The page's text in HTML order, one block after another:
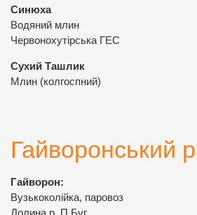
Синюха
Водяний млин
Червонохутірська ГЕС
Сухий Ташлик
Млин (колгоспний)
Гайворонський
Гайворон:
Вузькоколійка, паровоз